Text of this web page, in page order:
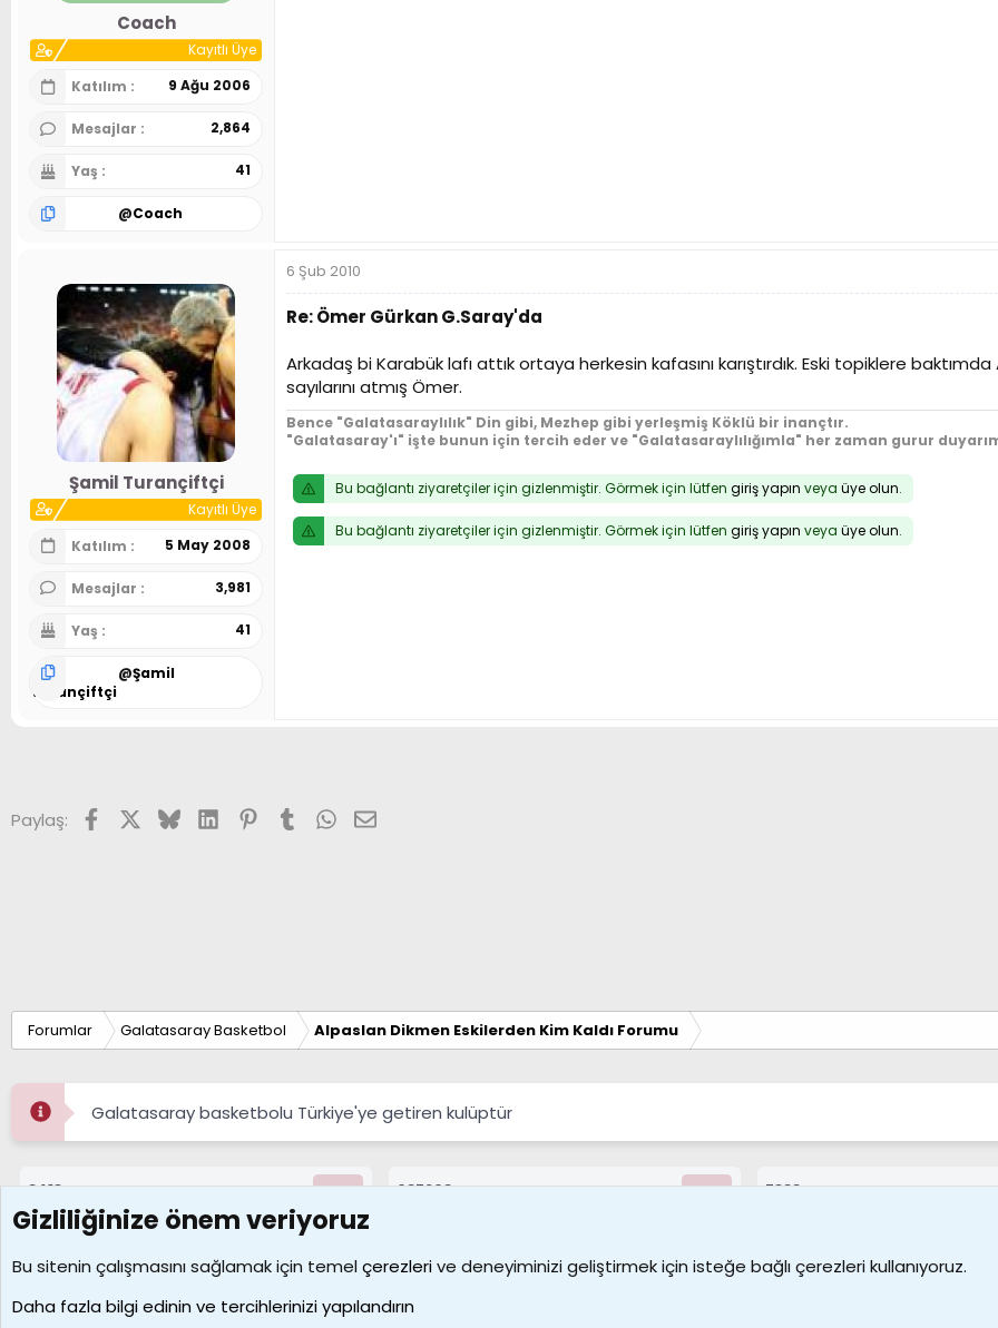
Coach
Kayıtlı Üye
Katılım
9 Ağu 2006
Mesajlar 2,864
Yaş 41
@Coach
Şamil Turançiftçi
Kayıtlı Üye
Katılım
5 May 2008
Mesajlar 3,981
Yaş 41
@Şamil
Turançiftçi
6 Şub 2010
Re: Ömer Gürkan G.Saray'da
Arkadaş bi Karabük lafı attık ortaya herkesin kafasını karıştırdık. Eski topiklere
sayılarını atmış Ömer.
Bence "Galatasaraylılık" Din gibi, Mezhep gibi yerleşmiş Köklü bir inançtır.
"Galatasaray'ı" işte bunun için tercih eder ve "Galatasaraylılığımla" her zaman gurur
Bu bağlantı ziyaretçiler için gizlenmiştir. Görmek için lütfen giriş yapın veya üye olun.
Bu bağlantı ziyaretçiler için gizlenmiştir. Görmek için lütfen giriş yapın veya üye olun.
Paylaş: FacebookX (Twitter)
BlueskyLinkedInPinterest
Tumblr WhatsApp
E-posta
Forumlar Galatasaray Basketbol Alpaslan Dikmen Eskilerden Kim Kaldı Forumu
Galatasaray basketbolu Türkiye'ye getiren kulüptür
8413
Konular
687268
7388
Çerezler Bize ulaşın
Galatasaray Basketbol | GS Basket Taraftar Platformu
Gizliliğinize önem veriyoruz
Bu sitenin çalışmasını sağlamak için temelçerezlerive deneyiminizi geliştirmek için isteğe bağlı çerezleri kullanıyoruz.
Daha fazla bilgi edinin ve tercihlerinizi yapılandırın